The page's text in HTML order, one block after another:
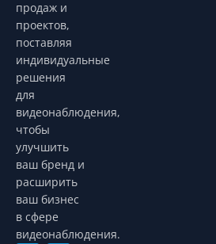
продаж и
проектов,
поставляя
индивидуальные
решения
для
видеонаблюдения,
чтобы
улучшить
ваш бренд и
расширить
ваш бизнес
в сфере
видеонаблюдения.